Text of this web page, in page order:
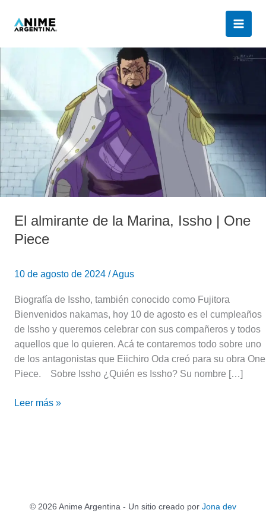
El almirante de la Marina, Issho | One
Piece
10 de agosto de 2024 /Agus
Biografía de Issho, también conocido como Fujitora
Bienvenidos nakamas, hoy 10 de agosto es el cumpleaños
de Issho y queremos celebrar con sus compañeros y todos
aquellos que lo quieren. Acá te contaremos todo sobre uno
de los antagonistas que Eiichiro Oda creó para su obra One
Piece. Sobre Issho ¿Quién es Issho? Su nombre […]
de
la
Marina,
Issho
|
One
Piece
Leer más »
© 2026 Anime Argentina - Un sitio creado por Jona dev